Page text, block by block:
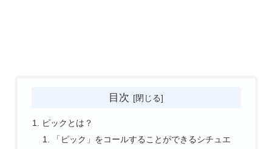
目次
ピックとは？
「ピック」をコールすることができるシチュエ